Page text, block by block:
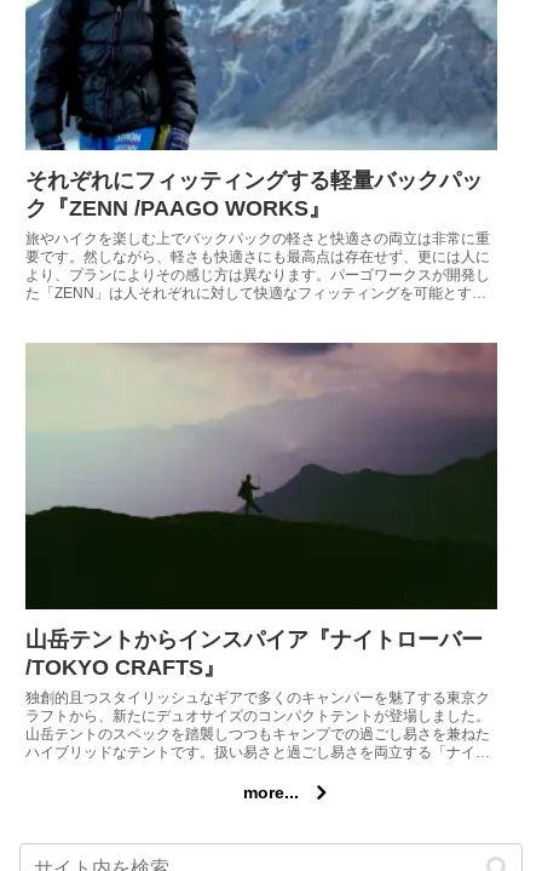
それぞれにフィッティングする軽量バックパッ
ク『ZENN /PAAGO WORKS』
旅やハイクを楽しむ上でバックパックの軽さと快適さの両立は非常に重
要です。然しながら、軽さも快適さにも最高点は存在せず、更には人に
より、プランによりその感じ方は異なります。パーゴワークスが開発し
た「ZENN」は人それぞれに対して快適なフィッティングを可能とする
山岳テントからインスパイア『ナイトローバー
/TOKYO CRAFTS』
独創的且つスタイリッシュなギアで多くのキャンパーを魅了する東京ク
ラフトから、新たにデュオサイズのコンパクトテントが登場しました。
山岳テントのスペックを踏襲しつつもキャンプでの過ごし易さを兼ねた
ハイブリッドなテントです。扱い易さと過ごし易さを両立する「ナイト
more...